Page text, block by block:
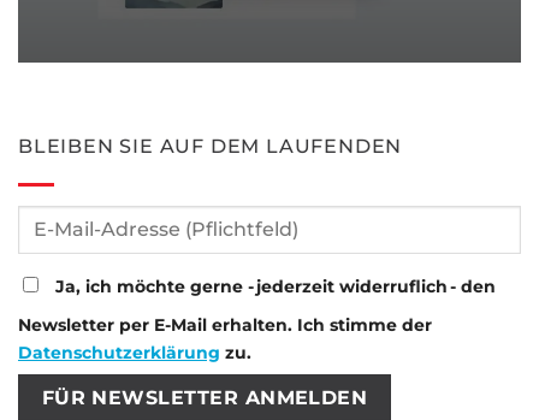
BLEIBEN SIE AUF DEM LAUFENDEN
Ja, ich möchte gerne - jederzeit widerruflich - den
Newsletter per E-Mail erhalten. Ich stimme der
Datenschutzerklärung zu.
Bitte lasse dieses Feld leer.
Bitte lasse dieses Feld leer.